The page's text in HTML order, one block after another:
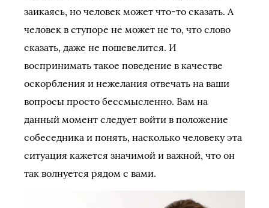
заикаясь, но человек может что-то сказать. А
человек в ступоре не может не то, что слово
сказать, даже не пошевелится. И
воспринимать такое поведение в качестве
оскорбления и нежелания отвечать на ваши
вопросы просто бессмысленно. Вам на
данный момент следует войти в положение
собеседника и понять, насколько человеку эта
ситуация кажется значимой и важной, что он
так волнуется рядом с вами.